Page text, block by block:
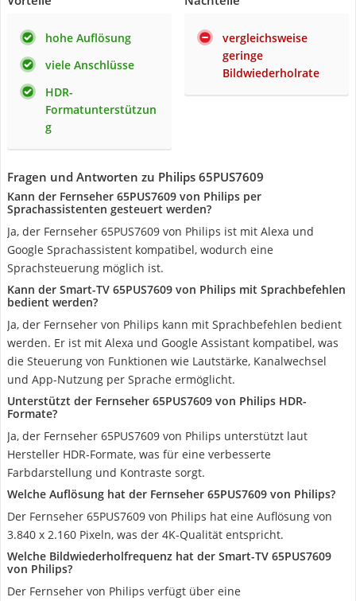
hohe Auflösung
viele Anschlüsse
HDR-
Formatunterstützun
g
vergleichsweise
geringe
Bildwiederholrate
Fragen und Antworten zu Philips 65PUS7609
Kann der Fernseher 65PUS7609 von Philips per
Sprachassistenten gesteuert werden?
Ja, der Fernseher 65PUS7609 von Philips ist mit Alexa und
Google Sprachassistent kompatibel, wodurch eine
Sprachsteuerung möglich ist.
Kann der Smart-TV 65PUS7609 von Philips mit Sprachbefehlen
bedient werden?
Ja, der Fernseher von Philips kann mit Sprachbefehlen bedient
werden. Er ist mit Alexa und Google Assistant kompatibel, was
die Steuerung von Funktionen wie Lautstärke, Kanalwechsel
und App-Nutzung per Sprache ermöglicht.
Unterstützt der Fernseher 65PUS7609 von Philips HDR-
Formate?
Ja, der Fernseher 65PUS7609 von Philips unterstützt laut
Hersteller HDR-Formate, was für eine verbesserte
Farbdarstellung und Kontraste sorgt.
Welche Auflösung hat der Fernseher 65PUS7609 von Philips?
Der Fernseher 65PUS7609 von Philips hat eine Auflösung von
3.840 x 2.160 Pixeln, was der 4K-Qualität entspricht.
Welche Bildwiederholfrequenz hat der Smart-TV 65PUS7609
von Philips?
Der Fernseher von Philips verfügt über eine